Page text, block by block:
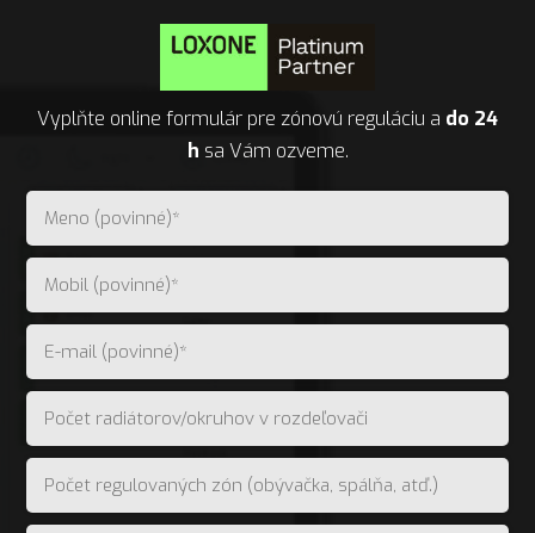
Vyplňte online formulár pre zónovú reguláciu a do 24
h sa Vám ozveme.